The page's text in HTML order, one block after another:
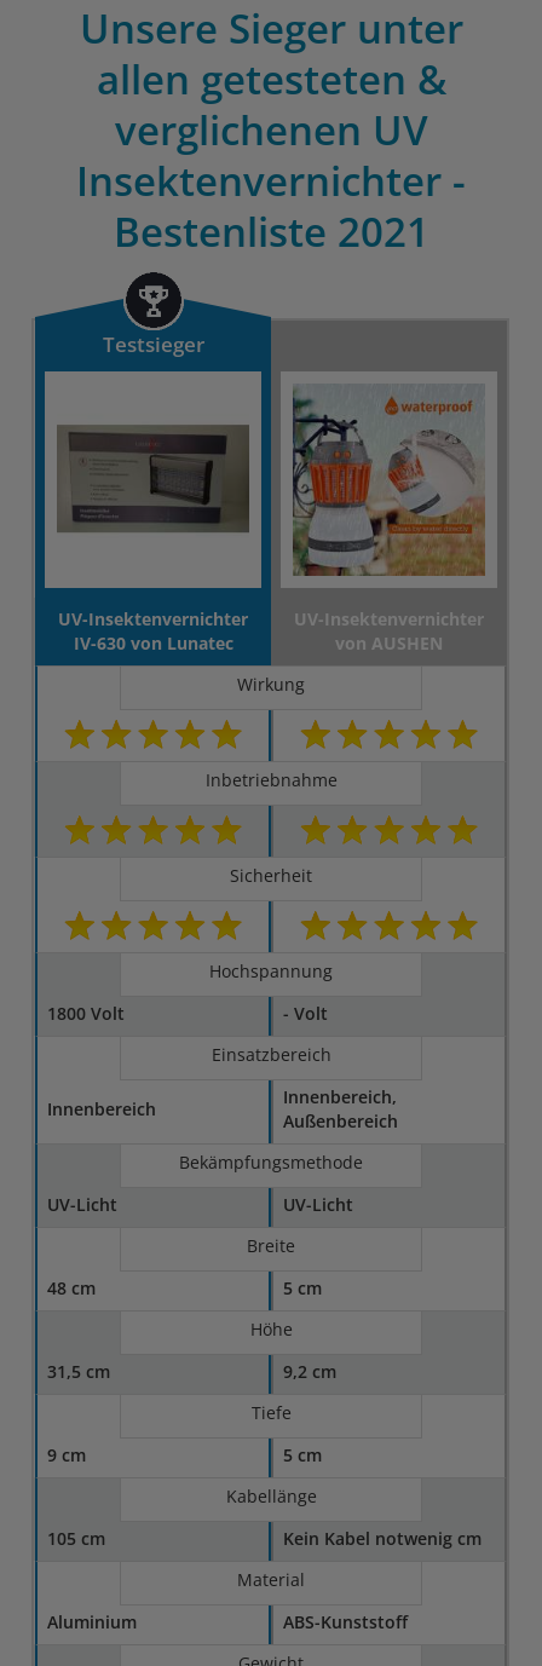
Unsere Sieger unter
allen getesteten &
verglichenen UV
Insektenvernichter -
Bestenliste 2021
Testsieger
UV-Insektenvernichter
IV-630 von Lunatec
UV-Insektenvernichter
von AUSHEN
Wirkung
Inbetriebnahme
Sicherheit
Hochspannung
1800 Volt
- Volt
Einsatzbereich
Innenbereich
Innenbereich,
Außenbereich
Bekämpfungsmethode
UV-Licht
UV-Licht
Breite
48 cm
5 cm
Höhe
31,5 cm
9,2 cm
Tiefe
9 cm
5 cm
Kabellänge
105 cm
Kein Kabel notwenig cm
Material
Aluminium
ABS-Kunststoff